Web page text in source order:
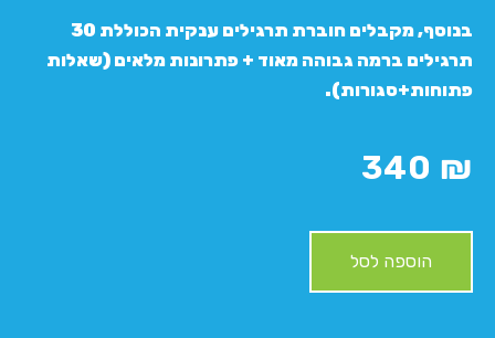
בנוסף, מקבלים חוברת תרגילים ענקית הכוללת 30
תרגילים ברמה גבוהה מאוד + פתרונות מלאים (שאלות
פתוחות+סגורות).
340 ₪
הוספה לסל